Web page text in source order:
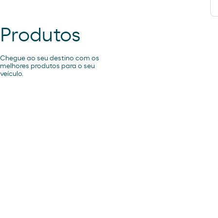
Produtos
Chegue ao seu destino com os
melhores produtos para o seu
veículo.